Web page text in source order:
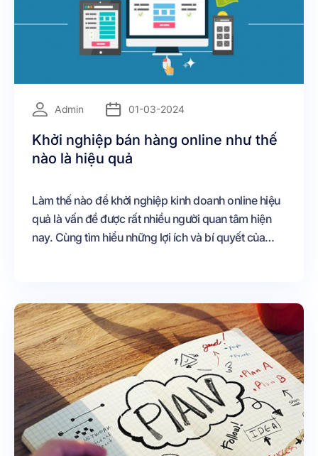
Admin 01-03-2024
Khởi nghiệp bán hàng online như thế
nào là hiệu quả
Làm thế nào để khởi nghiệp kinh doanh online hiệu
quả là vấn đề được rất nhiều người quan tâm hiện
nay. Cùng tìm hiểu những lợi ích và bí quyết của